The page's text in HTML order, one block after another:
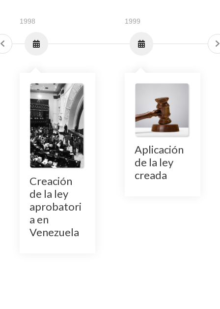
1998
Creación
de la ley
aprobatori
a en
Venezuela
1999
Aplicación
de la ley
creada